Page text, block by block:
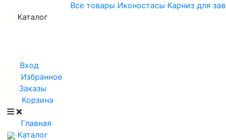
Все товары Иконостасы Карниз для
Каталог
Вход
Избранное
Заказы
Корзина
Главная
Каталог